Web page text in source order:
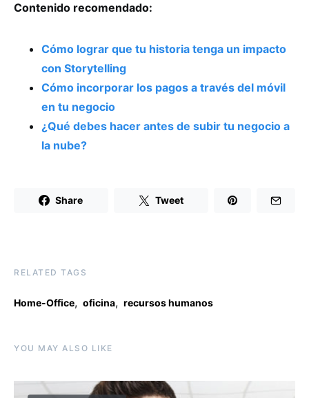
Contenido recomendado:
Cómo lograr que tu historia tenga un impacto
con Storytelling
Cómo incorporar los pagos a través del móvil
en tu negocio
¿Qué debes hacer antes de subir tu negocio a
la nube?
Share Tweet
RELATED TAGS
Home-Office, oficina, recursos humanos
YOU MAY ALSO LIKE